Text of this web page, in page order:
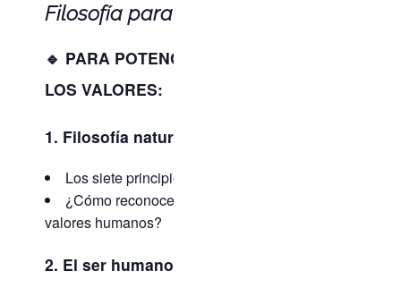
Filosofía para Vivir
🔹 PARA POTENCIAR LA ÉTICA Y
LOS VALORES:
1. Filosofía natural
Los siete principios de la naturaleza
¿Cómo reconocer y desarrollar los
valores humanos?
2. El ser humano y el cosmos